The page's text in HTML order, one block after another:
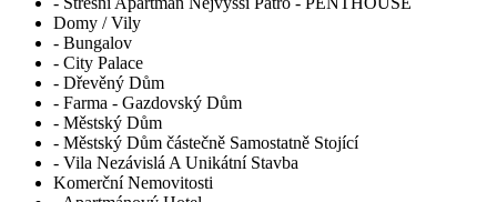
Domy / Vily
- Bungalov
- City Palace
- Dřevěný Dům
- Farma - Gazdovský Dům
- Městský Dům
- Městský Dům částečně Samostatně Stojící
- Vila Nezávislá A Unikátní Stavba
Komerční Nemovitosti